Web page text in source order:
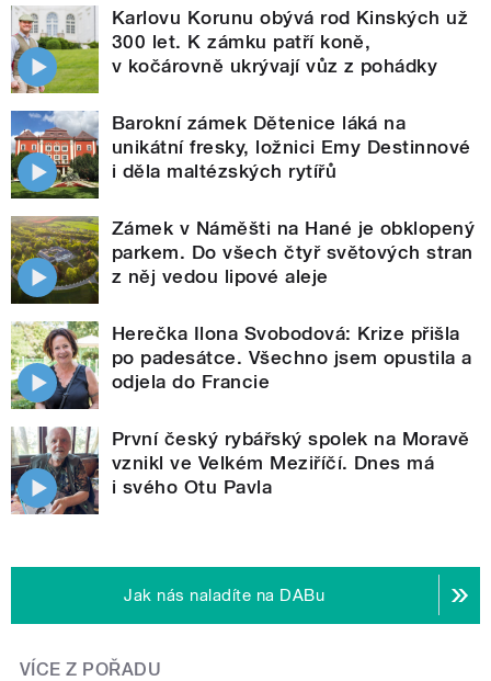
Karlovu Korunu obývá rod Kinských už
300 let. K zámku patří koně,
v kočárovně ukrývají vůz z pohádky
Barokní zámek Dětenice láká na
unikátní fresky, ložnici Emy Destinnové
i děla maltézských rytířů
Zámek v Náměšti na Hané je obklopený
parkem. Do všech čtyř světových stran
z něj vedou lipové aleje
Herečka Ilona Svobodová: Krize přišla
po padesátce. Všechno jsem opustila a
odjela do Francie
První český rybářský spolek na Moravě
vznikl ve Velkém Meziříčí. Dnes má
i svého Otu Pavla
Jak nás naladíte na DABu
VÍCE Z POŘADU